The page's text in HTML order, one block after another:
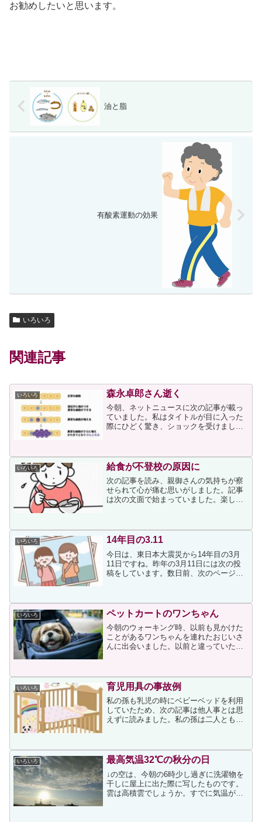
お勧めしたいと思います。
油と脂
有酸素運動の効果
いろいろ
関連記事
いろいろ 森永卓郎さん逝く
今朝、ネットニュースに次の記事が載っ
ていました。私はタイトルが目に入った
際にひどく驚き、ショックを受けまし
も関わらず復活することができたため、
森永さんにも復活してほしい...
いろいろ 給食が不登校の原因に
次の記事を読み、親御さんの気持ちが察
せられて心が痛む思いがしました。記事
は次の文面で始まっていました。楽しい
きたくない」と不登校につながるケース
さえあるといいます...
いろいろ 14年目の3.11
今日は、東日本大震災から14年目の3月
11日ですね。昨年の3月11日には次の投
稿をしています。数日前、次のページが
め付けられるような思いを感じながら読
ませていただきまし...
いろいろ ペットカートのワンちゃん
今朝のウォーキング時、以前も見かけた
ことがあるワンちゃんを連れたおじいさ
んに出会いました。以前と違っていたの
ワンちゃんの様子は見えず、私は「高齢
のワンちゃんだったのかな...
いろいろ 育児用具の事故例
私の孫も乳児の時にベビーベッドを利用
していたため、次の記事は他人事とは思
えずに読みました。私の孫は二人とも、
で、娘はベビーベッドをレンタルして使
っていました。我が家...
いろいろ 最高気温32℃の秋分の日
↓の空は、今朝の6時少し過ぎに洗濯物を
干しに屋上に出た際に写したものです。
雲は高積雲でしょうか。すでに気温が